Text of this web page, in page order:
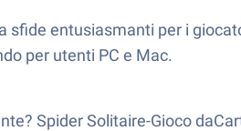
sfide entusiasmanti per i
per utenti PC e Mac.
Spider Solitaire-Gioco